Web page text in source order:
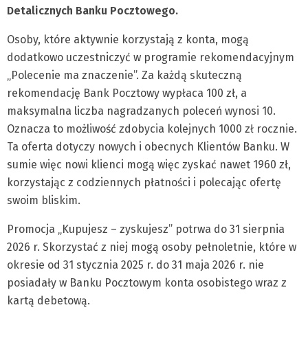
Detalicznych Banku Pocztowego.
Osoby, które aktywnie korzystają z konta, mogą
dodatkowo uczestniczyć w programie rekomendacyjnym
„Polecenie ma znaczenie”. Za każdą skuteczną
rekomendację Bank Pocztowy wypłaca 100 zł, a
maksymalna liczba nagradzanych poleceń wynosi 10.
Oznacza to możliwość zdobycia kolejnych 1000 zł rocznie.
Ta oferta dotyczy nowych i obecnych Klientów Banku. W
sumie więc nowi klienci mogą więc zyskać nawet 1960 zł,
korzystając z codziennych płatności i polecając ofertę
swoim bliskim.
Promocja „Kupujesz – zyskujesz” potrwa do 31 sierpnia
2026 r. Skorzystać z niej mogą osoby pełnoletnie, które w
okresie od 31 stycznia 2025 r. do 31 maja 2026 r. nie
posiadały w Banku Pocztowym konta osobistego wraz z
kartą debetową.